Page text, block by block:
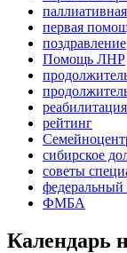
первая
поздравление
Помощь ЛНР
реабилитация
рейтинг
сибирское
советы
ФМБА
Календарь